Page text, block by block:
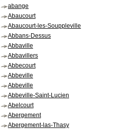
abange
Abaucourt
Abaucourt-les-Souppleville
Abbans-Dessus
Abbaville
Abbavillers
Abbecourt
Abbeville
Abbeville
Abbeville-Saint-Lucien
Abelcourt
Abergement
Abergement-las-Thasy